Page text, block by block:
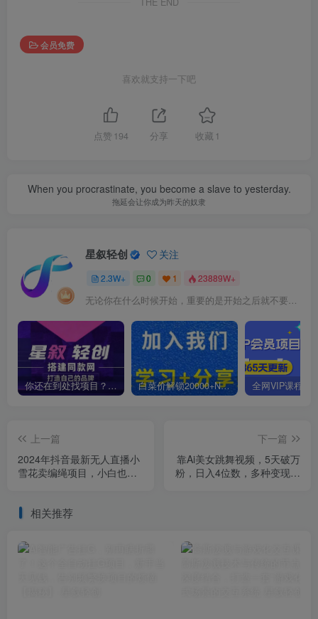
会员免费
喜欢就支持一下吧
点赞 194 分享 收藏 1
When you procrastinate, you become a slave to yesterday.
拖延会让你成为昨天的奴隶
星叙轻创 关注
2.3W+ 0 1 23889W+
无论你在什么时候开始，重要的是开始之后就不要停止
你还在到处找项目？还在当韭菜？我靠卖项目一个月收入5万+，曾经我也是个失败者。 白菜价解锁20000+N个赚钱机会，加入星叙轻创会员，全站资源免费学习。
上一篇
2024年抖音最新无人直播小
雪花卖编绳项目，小白也能
下一篇
靠Ai美女跳舞视频，5天破万
粉，日入4位数，多种变现方
相关推荐